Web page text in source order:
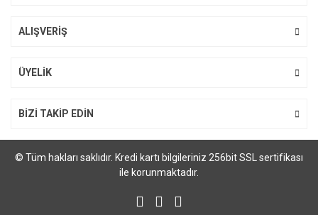
ALIŞVERİŞ
ÜYELİK
BİZİ TAKİP EDİN
© Tüm hakları saklıdır. Kredi kartı bilgileriniz 256bit SSL sertifikası
ile korunmaktadır.